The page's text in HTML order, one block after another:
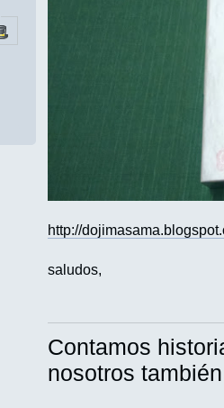
http://
saludos,
Contamos
nosotros